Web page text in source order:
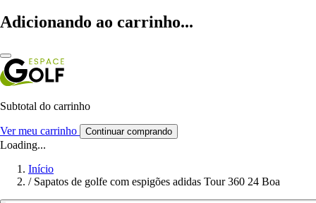
Adicionando ao carrinho...
Subtotal do carrinho
Ver meu carrinho Continuar comprando
Loading...
Início
/ Sapatos de golfe com espigões adidas Tour 360 24 Boa